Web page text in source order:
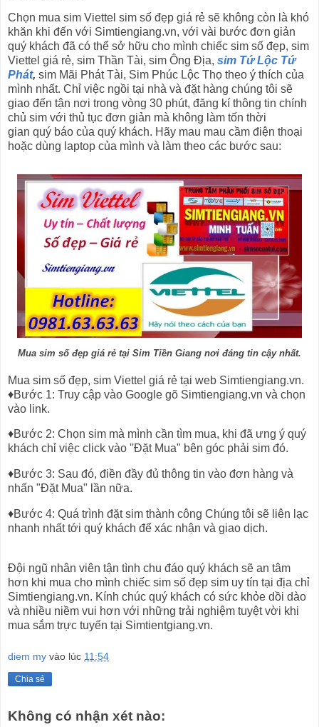
Chọn mua sim Viettel sim số đẹp giá rẻ sẽ không còn là khó
khăn khi đến với Simtiengiang.vn, với vài bước đơn giản
quý khách đã có thể sở hữu cho mình chiếc sim số đẹp, sim
Viettel giá rẻ, sim Thần Tài, sim Ông Địa, sim Tứ Lộc Tứ
Phát, sim Mãi Phát Tài, Sim Phúc Lộc Thọ theo ý thích của
mình nhất. Chỉ việc ngồi tại nhà và đặt hàng chúng tôi sẽ
giao đến tận nơi trong vòng 30 phút, đăng kí thông tin chính
chủ sim với thủ tục đơn giản mà không làm tốn thời
gian quý báo của quý khách. Hãy mau mau cầm điện thoại
hoặc dùng laptop của mình và làm theo các bước sau:
Mua sim số đẹp giá rẻ tại Sim Tiền Giang nơi đáng tin cậy nhất.
Mua sim số đẹp, sim Viettel giá rẻ tại web Simtiengiang.vn.
♦Bước 1: Truy cập vào Google gõ Simtiengiang.vn và chọn
vào link.
♦Bước 2: Chọn sim mà mình cần tìm mua, khi đã ưng ý quý
khách chỉ việc click vào ''Đặt Mua" bên góc phải sim đó.
♦Bước 3: Sau đó, điền đầy đủ thông tin vào đơn hàng và
nhấn "Đặt Mua" lần nữa.
♦Bước 4: Quá trình đặt sim thành công Chúng tôi sẽ liên lạc
nhanh nhất tới quý khách để xác nhận và giao dịch.
Đội ngũ nhân viên tận tình chu đáo quý khách sẽ an tâm
hơn khi mua cho mình chiếc sim số đẹp sim uy tín tại địa chỉ
Simtiengiang.vn. Kính chúc quý khách có sức khỏe dồi dào
và nhiều niềm vui hơn với những trải nghiệm tuyệt vời khi
mua sắm trực tuyến tại Simtientgiang.vn.
diem my vào lúc 11:54
Chia sẻ
Không có nhận xét nào: